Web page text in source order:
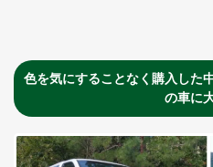
色を気にすることなく購入した
の車に